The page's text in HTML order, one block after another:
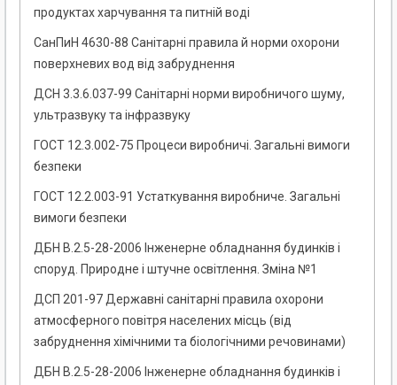
продуктах харчування та питній воді
СанПиН 4630-88 Санітарні правила й норми охорони
поверхневих вод від забруднення
ДСН 3.3.6.037-99 Санітарні норми виробничого шуму,
ультразвуку та інфразвуку
ГОСТ 12.3.002-75 Процеси виробничі. Загальні вимоги
безпеки
ГОСТ 12.2.003-91 Устаткування виробниче. Загальні
вимоги безпеки
ДБН В.2.5-28-2006 Інженерне обладнання будинків і
споруд. Природне і штучне освітлення. Зміна №1
ДСП 201-97 Державні санітарні правила охорони
атмосферного повітря населених місць (від
забруднення хімічними та біологічними речовинами)
ДБН В.2.5-28-2006 Інженерне обладнання будинків і